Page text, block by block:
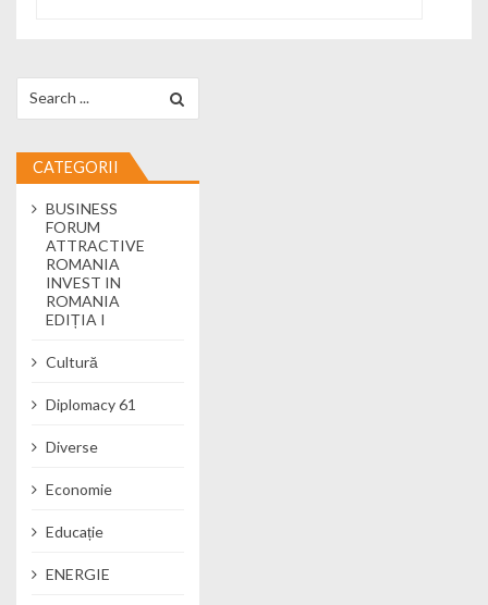
CATEGORII
BUSINESS
FORUM
ATTRACTIVE
ROMANIA
INVEST IN
ROMANIA
EDIȚIA I
Cultură
Diplomacy 61
Diverse
Economie
Educație
ENERGIE